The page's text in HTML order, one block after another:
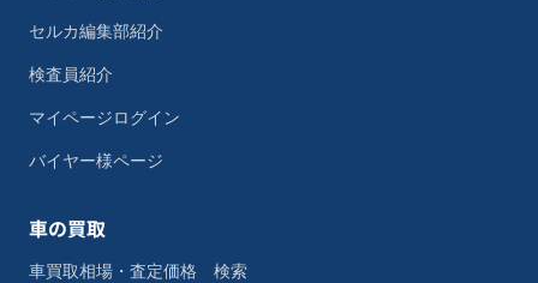
セルカ編集部紹介
検査員紹介
マイページログイン
バイヤー様ページ
車の買取
車買取相場・査定価格 検索